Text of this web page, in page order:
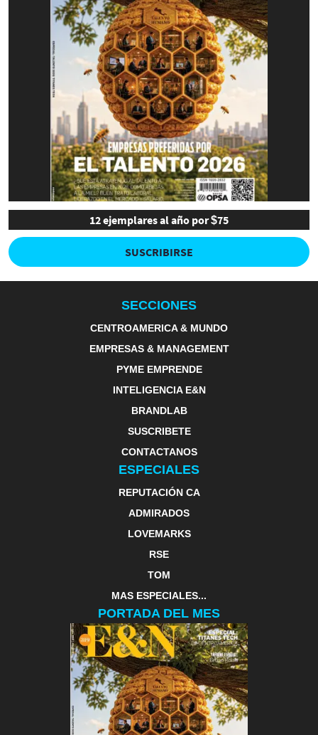
12 ejemplares al año por $75
SUSCRIBIRSE
SECCIONES
CENTROAMERICA & MUNDO
EMPRESAS & MANAGEMENT
PYME EMPRENDE
INTELIGENCIA E&N
BRANDLAB
SUSCRIBETE
CONTACTANOS
ESPECIALES
REPUTACIÓN CA
ADMIRADOS
LOVEMARKS
RSE
TOM
MAS ESPECIALES...
PORTADA DEL MES